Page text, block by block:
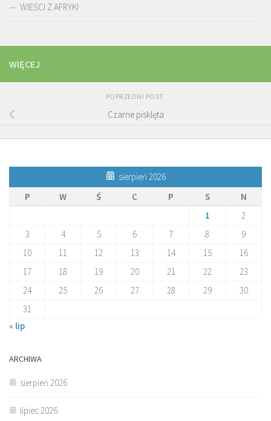
WIEŚCI Z AFRYKI
WIĘCEJ
POPRZEDNI POST
Czarne pisklęta
sierpień 2026
P
W Ś C P S
N
1
2
3
4 5 6 7 8
9
10
11 12 13 14 15
16
17
18 19 20 21 22
23
24
25 26 27 28 29
30
31
« lip
ARCHIWA
sierpień 2026
lipiec 2026